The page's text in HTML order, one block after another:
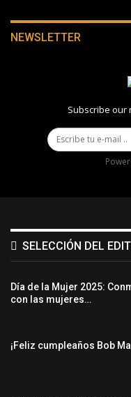
NEWSLETTER
Subscribe our
SELECCIÓN DEL
Día de la Mujer 2025:
con las mujeres…
¡Feliz cumpleaños Bob